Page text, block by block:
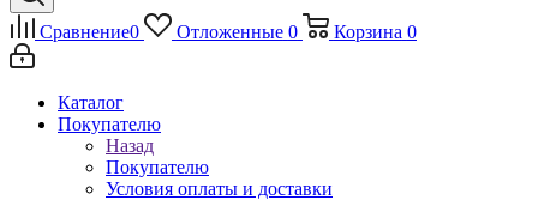
Сравнение0 Отложенные 0 Корзина 0
Каталог
Покупателю
Назад
Покупателю
Условия оплаты и доставки